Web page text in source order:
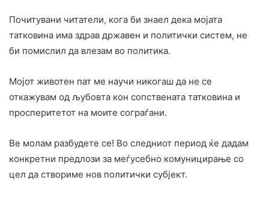
Почитувани читатели, кога би знаел дека мојата
татковина има здрав државен и политички систем, не
би помислил да влезам во политика.
Мојот животен пат ме научи никогаш да не се
откажувам од љубовта кон сопствената татковина и
просперитетот на моите сограѓани.
Ве молам разбудете се! Во следниот период ќе дадам
конкретни предлози за меѓусебно комуницирање со
цел да створиме нов политички субјект.